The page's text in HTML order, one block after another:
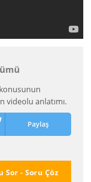
videolu anlatımı.
Paylaş
Sor - Soru Çöz